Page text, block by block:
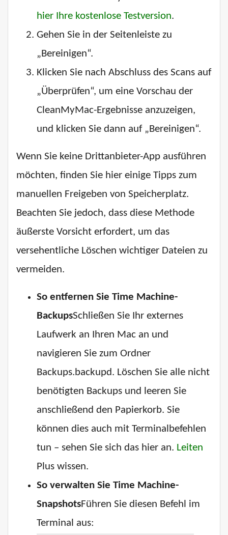
hier Ihre kostenlose Testversion.
Gehen Sie in der Seitenleiste zu
„Bereinigen“.
Klicken Sie nach Abschluss des Scans auf
„Überprüfen“, um eine Vorschau der
CleanMyMac-Ergebnisse anzuzeigen,
und klicken Sie dann auf „Bereinigen“.
Wenn Sie keine Drittanbieter-App ausführen
möchten, finden Sie hier einige Tipps zum
manuellen Freigeben von Speicherplatz.
Beachten Sie jedoch, dass diese Methode
äußerste Vorsicht erfordert, um das
versehentliche Löschen wichtiger Dateien zu
vermeiden.
So entfernen Sie Time Machine-
BackupsSchließen Sie Ihr externes
Laufwerk an Ihren Mac an und
navigieren Sie zum Ordner
Backups.backupd. Löschen Sie alle nicht
benötigten Backups und leeren Sie
anschließend den Papierkorb. Sie
können dies auch mit Terminalbefehlen
tun – sehen Sie sich das hier an. Leiten
Plus wissen.
So verwalten Sie Time Machine-
SnapshotsFühren Sie diesen Befehl im
Terminal aus: